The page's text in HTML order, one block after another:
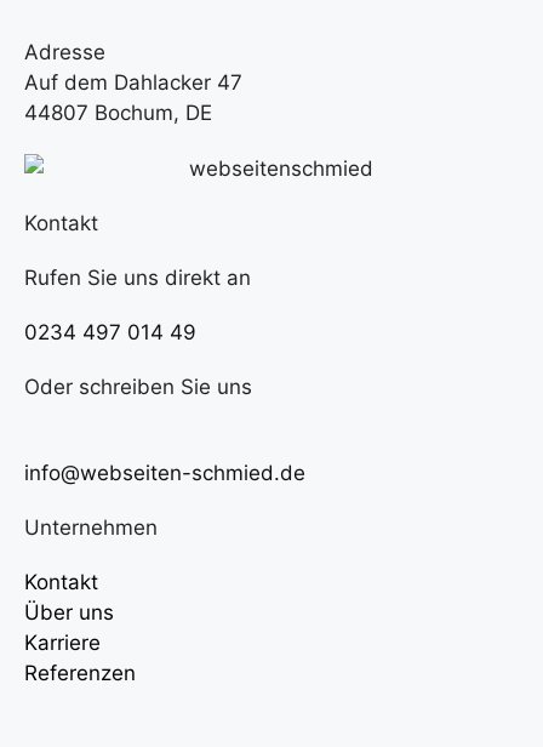
Adresse
Auf dem Dahlacker 47
44807 Bochum, DE
Kontakt
Rufen Sie uns direkt an
0234 497 014 49
Oder schreiben Sie uns
info@webseiten-schmied.de
Unternehmen
Kontakt
Über uns
Karriere
Referenzen